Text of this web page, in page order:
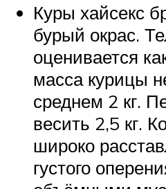
Куры хайсекс
бурый окрас.
оценивается
масса курицы
среднем 2 кг.
весить 2,5 кг.
широко
густого